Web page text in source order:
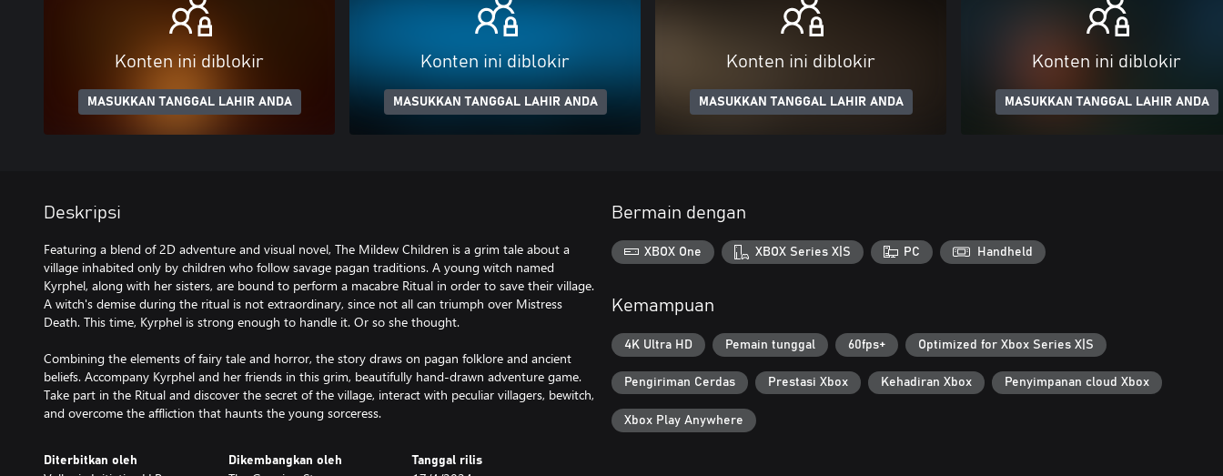
Konten ini diblokir
MASUKKAN TANGGAL LAHIR ANDA
Konten ini diblokir
MASUKKAN TANGGAL LAHIR ANDA
Konten ini diblokir
MASUKKAN TANGGAL LAHIR ANDA
Konten ini diblokir
MASUKKAN TANGGAL LAHIR ANDA
Deskripsi
Featuring a blend of 2D adventure and visual novel, The Mildew Children is a grim tale about a
village inhabited only by children who follow savage pagan traditions. A young witch named
Kyrphel, along with her sisters, are bound to perform a macabre Ritual in order to save their village.
A witch's demise during the ritual is not extraordinary, since not all can triumph over Mistress
Death. This time, Kyrphel is strong enough to handle it. Or so she thought.
Combining the elements of fairy tale and horror, the story draws on pagan folklore and ancient
beliefs. Accompany Kyrphel and her friends in this grim, beautifully hand-drawn adventure game.
Take part in the Ritual and discover the secret of the village, interact with peculiar villagers, bewitch,
and overcome the affliction that haunts the young sorceress.
Diterbitkan oleh Dikembangkan oleh Tanggal rilis
Bermain dengan
XBOX One XBOX Series X|S PC Handheld
Kemampuan
4K Ultra HD Pemain tunggal 60fps+ Optimized for Xbox Series X|S
Pengiriman Cerdas Prestasi Xbox Kehadiran Xbox Penyimpanan cloud Xbox
Xbox Play Anywhere